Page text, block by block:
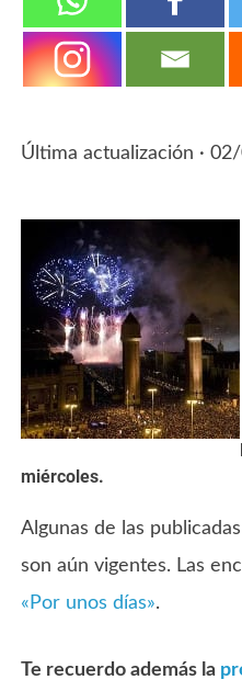
Última actualización ·
miércoles.
Algunas de las
son aún vigentes. Las
«Por unos días».
Te recuerdo además la